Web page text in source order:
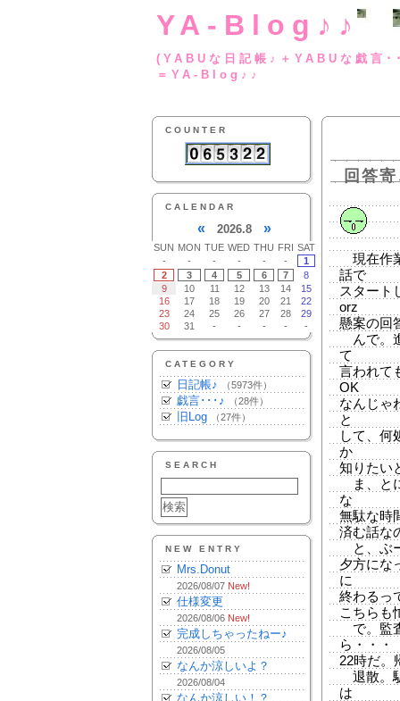
YA-Blog♪♪
(YABUな日記帳♪
＝YA-Blog♪♪
COUNTER
CALENDAR
« 2026.8 »
SUN MON TUE WED THU FRI SAT
-
- - - - -
1
2
3 4 5 6 7
8
9
10 11 12 13 14
15
16
17 18 19 20 21
22
23
24 25 26 27 28
29
30
31 - - - - -
CATEGORY
日記帳♪ （5973件）
戯言･･･♪ （28件）
旧Log （27件）
SEARCH
NEW ENTRY
Mrs.Donut
2026/08/07 New!
仕様変更
2026/08/06 New!
完成しちゃったねー♪
2026/08/05
なんか涼しいよ？
2026/08/04
なんか涼しい！？
回答
現在作
話で
スタート
orz
懸案の回
んで。
て
言われて
OK
なんじゃ
と
して、何
か
知りたい
ま、と
な
無駄な時
済む話な
と、ぶ
夕方にな
に
終わるっ
こちらも
で。監
ら・・・
22時だ。
退散。
は